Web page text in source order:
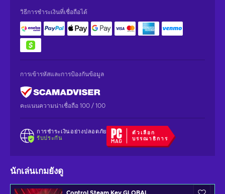
วิธีการชำระเงินที่เชื่อถือได้
การเข้ารหัสและการป้องกันข้อมูล
คะแนนความน่าเชื่อถือ 100 / 100
การชำระเงินอย่างปลอดภัย
รับประกัน
ตัวเลือก
บรรณาธิการ
นักเล่นเกมยังดู
Control Steam Key GLOBAL